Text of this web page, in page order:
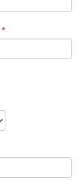
*